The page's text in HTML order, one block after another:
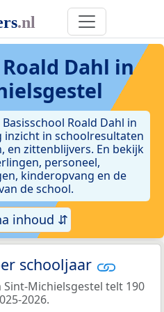
Dahl in
Roald Dahl in
inzicht in schoolresultaten
en zittenblijvers. En bekijk
personeel,
kinderopvang en de
de school.
inhoud ⇵
schooljaar
Sint-Michielsgestel telt 190
2026.